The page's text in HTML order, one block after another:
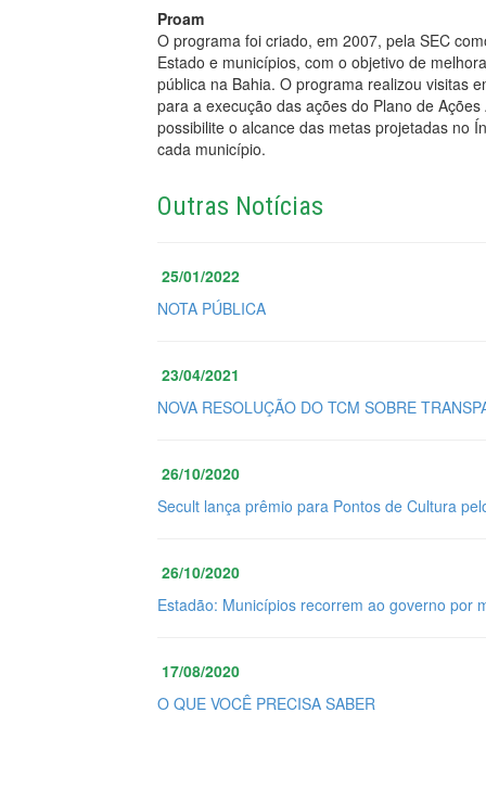
Proam
O programa foi criado, em 2007, pela SEC
Estado e municípios, com o objetivo de
pública na Bahia. O programa realizou visitas
para a execução das ações do Plano de
possibilite o alcance das metas projetadas no
cada município.
Outras Notícias
25/01/2022
NOTA PÚBLICA
23/04/2021
NOVA RESOLUÇÃO DO TCM SOBRE
26/10/2020
Secult lança prêmio para Pontos de Cultura
26/10/2020
Estadão: Municípios recorrem ao governo por
17/08/2020
O QUE VOCÊ PRECISA SABER